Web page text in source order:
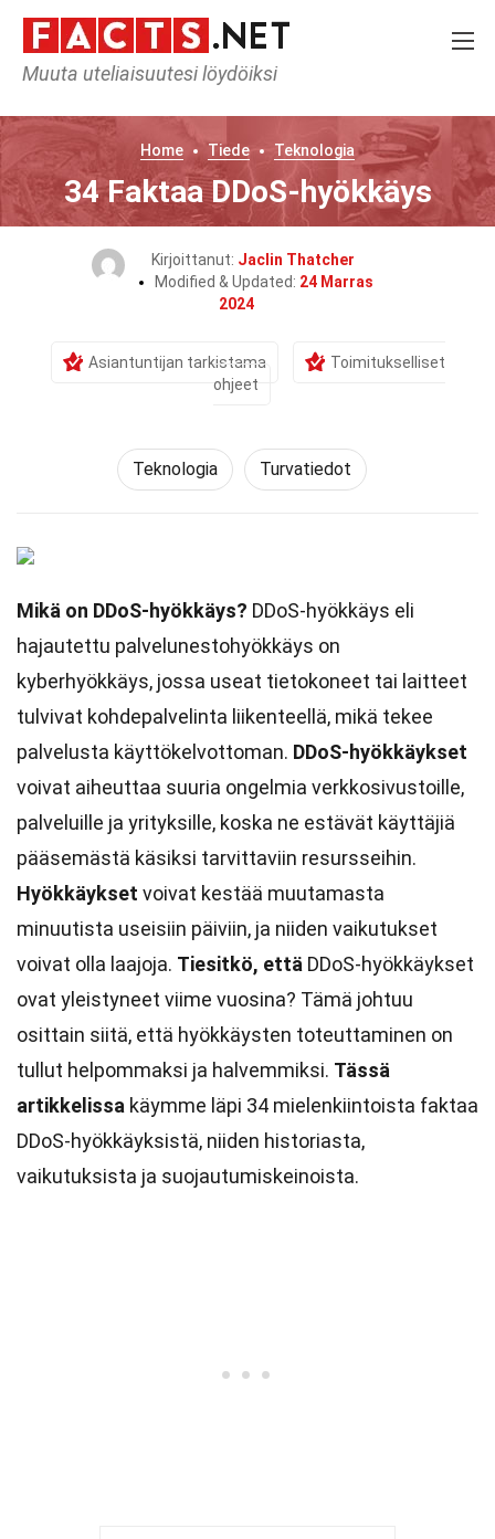
Muuta uteliaisuutesi löydöiksi
Home Tiede Teknologia
34 Faktaa DDoS-hyökkäys
Kirjoittanut: Jaclin Thatcher
Modified & Updated: 24 Marras
2024
Asiantuntijan tarkistama
Toimitukselliset
ohjeet
Teknologia Turvatiedot
Mikä on DDoS-hyökkäys? DDoS-hyökkäys eli
hajautettu palvelunestohyökkäys on
kyberhyökkäys, jossa useat tietokoneet tai laitteet
tulvivat kohdepalvelinta liikenteellä, mikä tekee
palvelusta käyttökelvottoman. DDoS-hyökkäykset
voivat aiheuttaa suuria ongelmia verkkosivustoille,
palveluille ja yrityksille, koska ne estävät käyttäjiä
pääsemästä käsiksi tarvittaviin resursseihin.
Hyökkäykset voivat kestää muutamasta
minuutista useisiin päiviin, ja niiden vaikutukset
voivat olla laajoja. Tiesitkö, että DDoS-hyökkäykset
ovat yleistyneet viime vuosina? Tämä johtuu
osittain siitä, että hyökkäysten toteuttaminen on
tullut helpommaksi ja halvemmiksi. Tässä
artikkelissa käymme läpi 34 mielenkiintoista faktaa
DDoS-hyökkäyksistä, niiden historiasta,
vaikutuksista ja suojautumiskeinoista.